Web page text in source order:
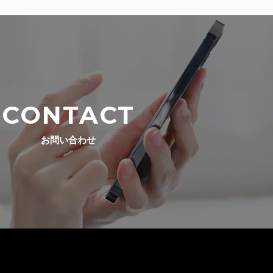
CONTACT
お問い合わせ